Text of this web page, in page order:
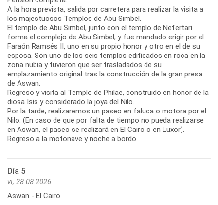
A la hora prevista, salida por carretera para realizar la visita a
los majestuosos Templos de Abu Simbel.
El templo de Abu Simbel, junto con el templo de Nefertari
forma el complejo de Abu Simbel, y fue mandado erigir por el
Faraón Ramsés II, uno en su propio honor y otro en el de su
esposa. Son uno de los seis templos edificados en roca en la
zona nubia y tuvieron que ser trasladados de su
emplazamiento original tras la construcción de la gran presa
de Aswan.
Regreso y visita al Templo de Philae, construido en honor de la
diosa Isis y considerado la joya del Nilo.
Por la tarde, realizaremos un paseo en faluca o motora por el
Nilo. (En caso de que por falta de tiempo no pueda realizarse
en Aswan, el paseo se realizará en El Cairo o en Luxor).
Regreso a la motonave y noche a bordo.
Día 5
vi, 28.08.2026
Aswan - El Cairo